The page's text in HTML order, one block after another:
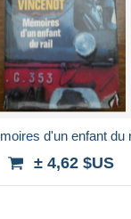
d'un enfant du
± 4,62 $US